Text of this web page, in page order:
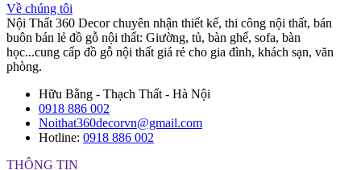
Về chúng tôi
Nội Thất 360 Decor chuyên nhận thiết kế, thi công nội thất, bán
buôn bán lẻ đồ gỗ nội thất: Giường, tủ, bàn ghế, sofa, bàn
học...cung cấp đồ gỗ nội thất giá rẻ cho gia đình, khách sạn, văn
phòng.
Hữu Bằng - Thạch Thất - Hà Nội
0918 886 002
Noithat360decorvn@gmail.com
Hotline: 0918 886 002
THÔNG TIN